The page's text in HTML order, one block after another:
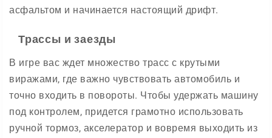
асфальтом и начинается настоящий дрифт.
Трассы и заезды
В игре вас ждет множество трасс с крутыми
виражами, где важно чувствовать автомобиль и
точно входить в повороты. Чтобы удержать машину
под контролем, придется грамотно использовать
ручной тормоз, акселератор и вовремя выходить из